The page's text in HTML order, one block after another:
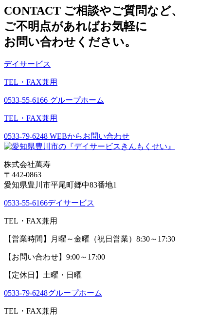
CONTACT ご相談やご質問など、
ご不明点があればお気軽に
お問い合わせください。
デイサービス
TEL・FAX兼用
0533-55-6166 グループホーム
TEL・FAX兼用
0533-79-6248 WEBからお問い合わせ
株式会社萬寿
〒442-0863
愛知県豊川市平尾町郷中83番地1
0533-55-6166デイサービス
TEL・FAX兼用
【営業時間】月曜～金曜（祝日営業）8:30～17:30
【お問い合わせ】9:00～17:00
【定休日】土曜・日曜
0533-79-6248グループホーム
TEL・FAX兼用